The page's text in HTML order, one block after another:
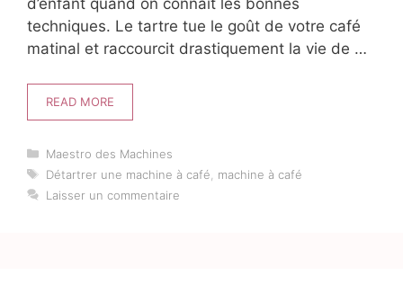
d’enfant quand on connaît les bonnes
techniques. Le tartre tue le goût de votre café
matinal et raccourcit drastiquement la vie de …
READ MORE
Catégories
Maestro des Machines
Étiquettes
Détartrer une machine à café
machine à café
Laisser un commentaire